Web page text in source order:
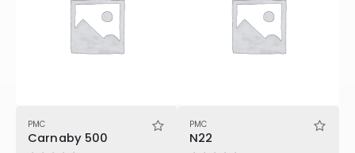
PMC
Carnaby 500
PMC
N22